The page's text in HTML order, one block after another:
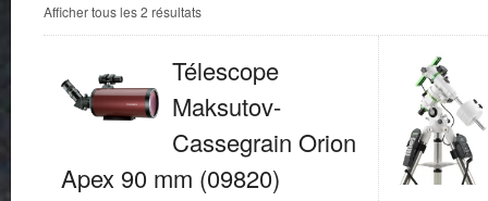
Afficher tous les 2 résultats
Télescope
Maksutov-
Cassegrain Orion
Apex 90 mm (09820)